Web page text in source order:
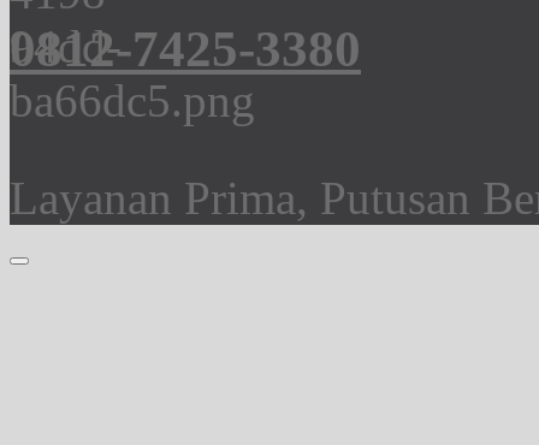
0812-7425-3380
Layanan Prima, Putusan